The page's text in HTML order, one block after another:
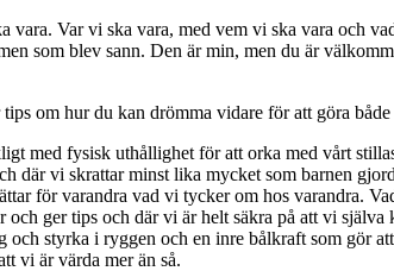
Var vi ska vara, med vem vi ska vara och
som blev sann. Den är min, men du är
om hur du kan drömma vidare för att göra
med fysisk uthållighet för att orka med vårt
där vi skrattar minst lika mycket som barnen
för varandra vad vi tycker om hos varandra.
ger tips och där vi är helt säkra på att vi
styrka i ryggen och en inre bålkraft som gör
vi är värda mer än så.